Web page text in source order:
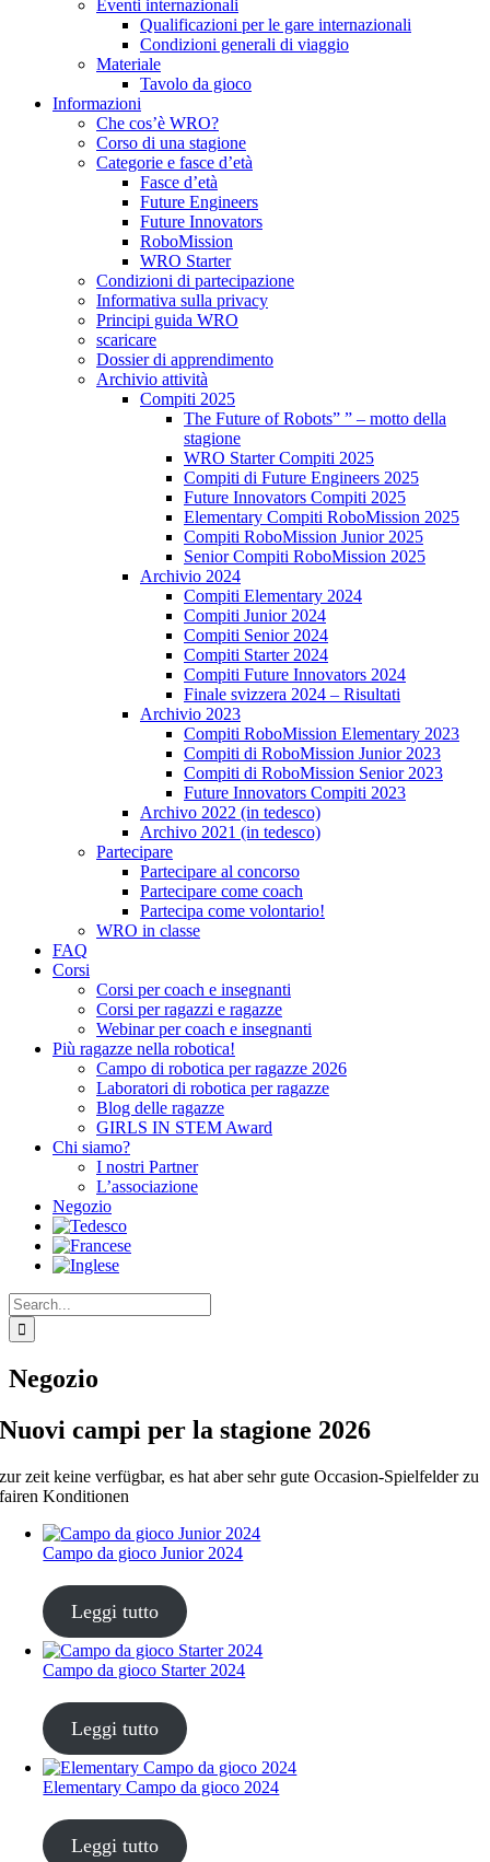
Eventi internazionali
Qualificazioni per le gare internazionali
Condizioni generali di viaggio
Materiale
Tavolo da gioco
Informazioni
Che cos’è WRO?
Corso di una stagione
Categorie e fasce d’età
Fasce d’età
Future Engineers
Future Innovators
RoboMission
WRO Starter
Condizioni di partecipazione
Informativa sulla privacy
Principi guida WRO
scaricare
Dossier di apprendimento
Archivio attività
Compiti 2025
The Future of Robots” ” – motto della
stagione
WRO Starter Compiti 2025
Compiti di Future Engineers 2025
Future Innovators Compiti 2025
Elementary Compiti RoboMission 2025
Compiti RoboMission Junior 2025
Senior Compiti RoboMission 2025
Archivio 2024
Compiti Elementary 2024
Compiti Junior 2024
Compiti Senior 2024
Compiti Starter 2024
Compiti Future Innovators 2024
Finale svizzera 2024 – Risultati
Archivio 2023
Compiti RoboMission Elementary 2023
Compiti di RoboMission Junior 2023
Compiti di RoboMission Senior 2023
Future Innovators Compiti 2023
Archivo 2022 (in tedesco)
Archivo 2021 (in tedesco)
Partecipare
Partecipare al concorso
Partecipare come coach
Partecipa come volontario!
WRO in classe
FAQ
Corsi
Corsi per coach e insegnanti
Corsi per ragazzi e ragazze
Webinar per coach e insegnanti
Più ragazze nella robotica!
Campo di robotica per ragazze 2026
Laboratori di robotica per ragazze
Blog delle ragazze
GIRLS IN STEM Award
Chi siamo?
I nostri Partner
L’associazione
Negozio
Search
for:
Negozio
Nuovi campi per la stagione 2026
zur zeit keine verfügbar, es hat aber sehr gute Occasion-Spielfelder zu
fairen Konditionen
Campo da gioco Junior 2024
CHF68.00
Leggi tutto
Campo da gioco Starter 2024
CHF68.00
Leggi tutto
Elementary Campo da gioco 2024
CHF68.00
Leggi tutto